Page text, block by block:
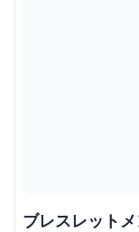
ブレスレット